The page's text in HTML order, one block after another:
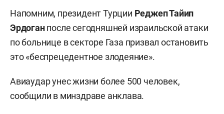
Напомним, президент Турции Реджеп Тайип
Эрдоганпосле сегодняшней израильской атаки
по больнице в секторе Газа призвал остановить
это «беспрецедентное злодеяние».
Авиаудар унес жизни более 500 человек,
сообщили в минздраве анклава.